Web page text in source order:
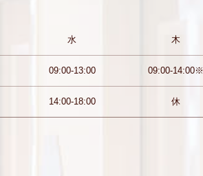
水 木
09:00-13:00 09:00-14:00※
14:00-18:00 休